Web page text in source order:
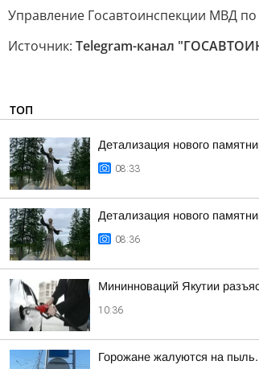
Управление Госавтоинспекции МВД по
Источник: Telegram-канал
ТОП
Детализация нового
08:33
Детализация нового
08:36
Мининноваций Якутии
10:36
Горожане жалуются на пыль.